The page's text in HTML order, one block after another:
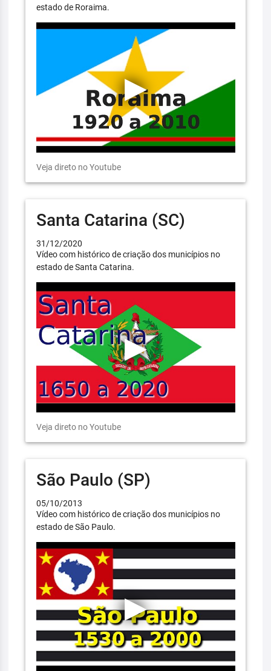
estado de Roraima.
Veja direto no Youtube
Santa Catarina (SC)
31/12/2020
Vídeo com histórico de criação dos municípios no
estado de Santa Catarina.
Veja direto no Youtube
São Paulo (SP)
05/10/2013
Vídeo com histórico de criação dos municípios no
estado de São Paulo.